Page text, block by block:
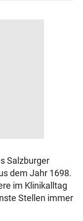
Salzburger
dem Jahr 1698.
im Klinikalltag
Stellen immer